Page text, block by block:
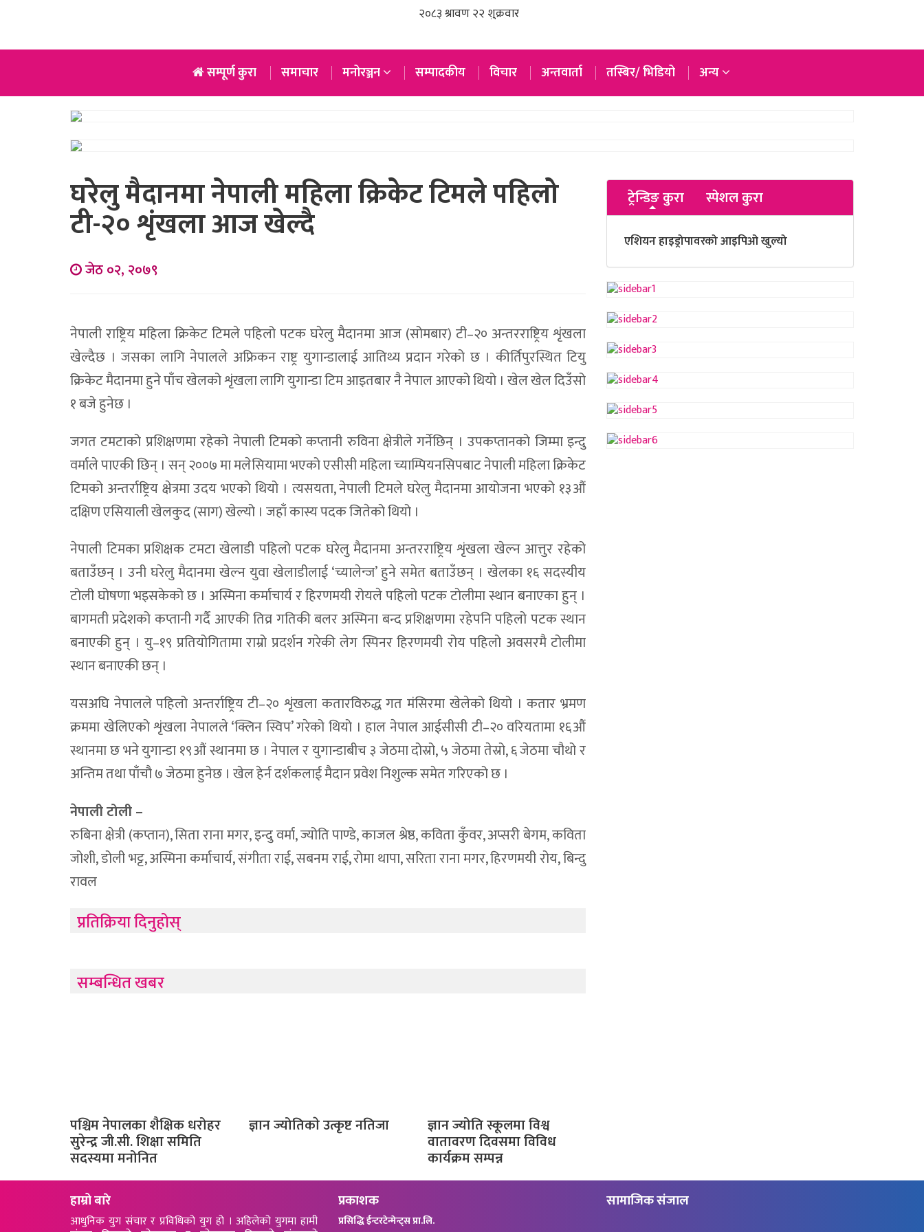
सम्पूर्ण कुरा समाचार मनोरञ्जन सम्पादकीय विचार अन्तवार्ता तस्बिर/ भिडियो अन्य
घरेलु मैदानमा नेपाली महिला क्रिकेट टिमले पहिलो
टी-२० शृंखला आज खेल्दै
जेठ ०२, २०७९
नेपाली राष्ट्रिय महिला क्रिकेट टिमले पहिलो पटक घरेलु मैदानमा आज (सोमबार) टी–२० अन्तरराष्ट्रिय शृंखला
खेल्दैछ । जसका लागि नेपालले अफ्रिकन राष्ट्र युगान्डालाई आतिथ्य प्रदान गरेको छ । कीर्तिपुरस्थित टियु
क्रिकेट मैदानमा हुने पाँच खेलको शृंखला लागि युगान्डा टिम आइतबार नै नेपाल आएको थियो । खेल खेल दिउँसो
१ बजे हुनेछ ।
जगत टमटाको प्रशिक्षणमा रहेको नेपाली टिमको कप्तानी रुविना क्षेत्रीले गर्नेछिन् । उपकप्तानको जिम्मा इन्दु
वर्माले पाएकी छिन् । सन् २००७ मा मलेसियामा भएको एसीसी महिला च्याम्पियनसिपबाट नेपाली महिला क्रिकेट
टिमको अन्तर्राष्ट्रिय क्षेत्रमा उदय भएको थियो । त्यसयता, नेपाली टिमले घरेलु मैदानमा आयोजना भएको १३औं
दक्षिण एसियाली खेलकुद (साग) खेल्यो । जहाँ कास्य पदक जितेको थियो ।
नेपाली टिमका प्रशिक्षक टमटा खेलाडी पहिलो पटक घरेलु मैदानमा अन्तरराष्ट्रिय शृंखला खेल्न आत्तुर रहेको
बताउँछन् । उनी घरेलु मैदानमा खेल्न युवा खेलाडीलाई ‘च्यालेन्ज’ हुने समेत बताउँछन् । खेलका १६ सदस्यीय
टोली घोषणा भइसकेको छ । अस्मिना कर्माचार्य र हिरणमयी रोयले पहिलो पटक टोलीमा स्थान बनाएका हुन् ।
बागमती प्रदेशको कप्तानी गर्दै आएकी तिव्र गतिकी बलर अस्मिना बन्द प्रशिक्षणमा रहेपनि पहिलो पटक स्थान
बनाएकी हुन् । यु–१९ प्रतियोगितामा राम्रो प्रदर्शन गरेकी लेग स्पिनर हिरणमयी रोय पहिलो अवसरमै टोलीमा
स्थान बनाएकी छन् ।
यसअघि नेपालले पहिलो अन्तर्राष्ट्रिय टी–२० शृंखला कतारविरुद्ध गत मंसिरमा खेलेको थियो । कतार भ्रमण
क्रममा खेलिएको शृंखला नेपालले ‘क्लिन स्विप’ गरेको थियो । हाल नेपाल आईसीसी टी–२० वरियतामा १६औं
स्थानमा छ भने युगान्डा १९औं स्थानमा छ । नेपाल र युगान्डाबीच ३ जेठमा दोस्रो, ५ जेठमा तेस्रो, ६ जेठमा चौथो र
अन्तिम तथा पाँचौ ७ जेठमा हुनेछ । खेल हेर्न दर्शकलाई मैदान प्रवेश निशुल्क समेत गरिएको छ ।
नेपाली टोली –
रुबिना क्षेत्री (कप्तान), सिता राना मगर, इन्दु वर्मा, ज्योति पाण्डे, काजल श्रेष्ठ, कविता कुँवर, अप्सरी बेगम, कविता
जोशी, डोली भट्ट, अस्मिना कर्माचार्य, संगीता राई, सबनम राई, रोमा थापा, सरिता राना मगर, हिरणमयी रोय, बिन्दु
रावल
प्रतिक्रिया दिनुहोस्
सम्बन्धित खबर
पश्चिम नेपालका शैक्षिक धरोहर
सुरेन्द्र जी.सी. शिक्षा समिति
सदस्यमा मनोनित
ज्ञान ज्योतिकाे उत्कृष्ट नतिजा ज्ञान ज्योति स्कूलमा विश्व
वातावरण दिवसमा विविध
कार्यक्रम सम्पन्न
ट्रेन्डिङ कुरा स्पेशल कुरा
एशियन हाइड्रोपावरको आइपिओ खुल्यो
हाम्रो बारे
आधुनिक युग संचार र प्रविधिको युग हो । अहिलेको युगमा हामी
प्रकाशक
प्रसिद्धि ईन्टरटेन्मेन्ट्स प्रा.लि.
सामाजिक संजाल